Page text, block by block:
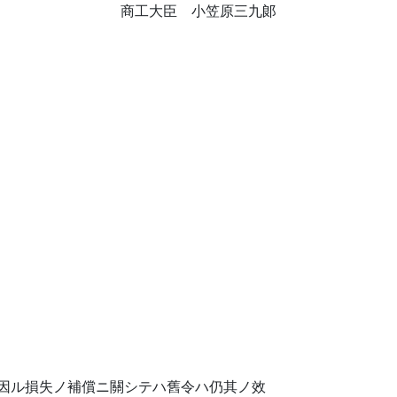
商工大臣 小笠原三九郞
ル損失ノ補償ニ關シテハ舊令ハ仍其ノ效